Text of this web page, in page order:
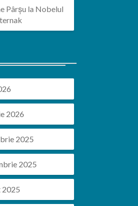
Pârșu la Nobelul
2026
2025
2025
2025